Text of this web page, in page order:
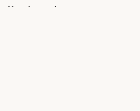
Kundeservice